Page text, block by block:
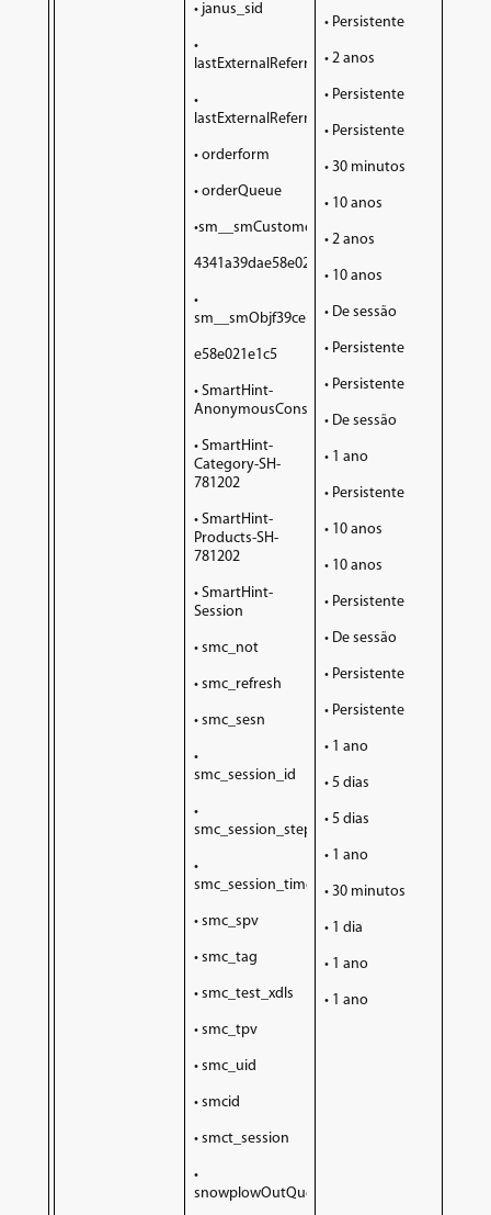
• janus_sid
•
lastExternalReferrer
•
lastExternalReferrerTime
• orderform
• orderQueue
•sm__smCustomerInfo_f39ce7c28d3c
4341a39dae58e021e1c5
•
sm__smObjf39ce7c28d3c4341a39da
e58e021e1c5
• SmartHint-
AnonymousConsumer
• SmartHint-
Category-SH-
781202
• SmartHint-
Products-SH-
781202
• SmartHint-
Session
• smc_not
• smc_refresh
• smc_sesn
•
smc_session_id
•
smc_session_step
•
smc_session_time
• smc_spv
• smc_tag
• smc_test_xdls
• smc_tpv
• smc_uid
• smcid
• smct_session
•
snowplowOutQueue_dynatonMa
• Persistente
• 2 anos
• Persistente
• Persistente
• 30 minutos
• 10 anos
• 2 anos
• 10 anos
• De sessão
• Persistente
• Persistente
• De sessão
• 1 ano
• Persistente
• 10 anos
• 10 anos
• Persistente
• De sessão
• Persistente
• Persistente
• 1 ano
• 5 dias
• 5 dias
• 1 ano
• 30 minutos
• 1 dia
• 1 ano
• 1 ano